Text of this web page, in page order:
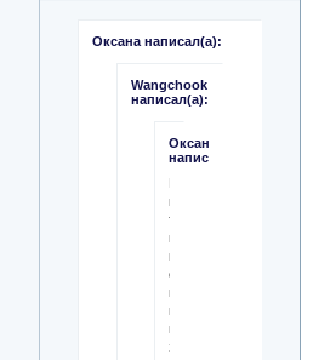
Оксана написал(а):
Wangchook
написал(а):
Оксана
написал(а):
в
твоём
понимании,
мусолить
отслеживание
пока
мозги
не
заболят?